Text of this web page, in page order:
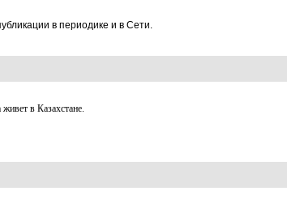
в периодике и в Сети.
в Казахстане.